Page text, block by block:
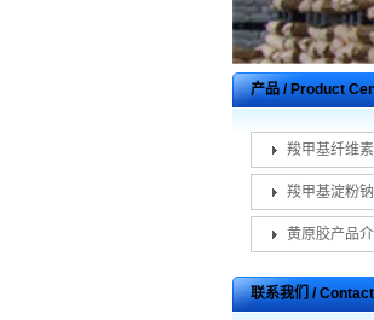
产品 / Product
羧甲基纤维
羧甲基淀粉
黄原胶产品
联系我们 / Contact